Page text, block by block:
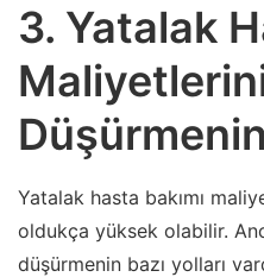
3. Yatalak
Yatalak hasta bakımı
oldukça yüksek olabilir.
düşürmenin bazı yolları